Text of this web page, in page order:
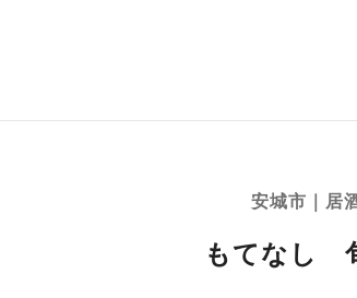
安城市｜居
もてなし